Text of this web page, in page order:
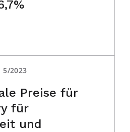
5/2023
Preise für
für
und